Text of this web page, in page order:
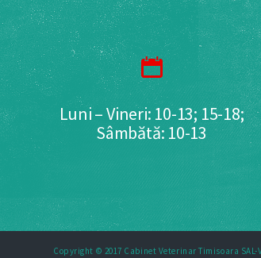
Luni – Vineri: 10-13; 15-18;
Sâmbătă: 10-13
Copyright © 2017 Cabinet Veterinar Timisoara SAL-